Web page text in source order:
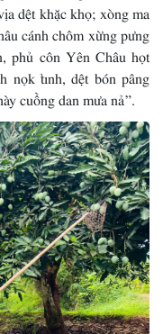
dệt khặc khọ; xòng ma
cánh chôm xừng pưng
phủ côn Yên Châu họt
nọk tỉnh, dệt bón pâng
cuồng dan mưa nả”.